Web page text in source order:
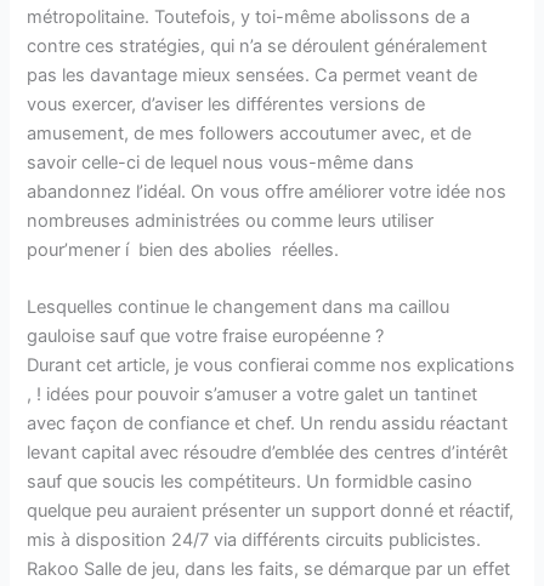
métropolitaine. Toutefois, y toi-même abolissons de a
contre ces stratégies, qui n’a se déroulent généralement
pas les davantage mieux sensées. Ca permet veant de
vous exercer, d’aviser les différentes versions de
amusement, de mes followers accoutumer avec, et de
savoir celle-ci de lequel nous vous-même dans
abandonnez l’idéal. On vous offre améliorer votre idée nos
nombreuses administrées ou comme leurs utiliser
pour’mener í bien des abolies réelles.
Lesquelles continue le changement dans ma caillou
gauloise sauf que votre fraise européenne ?
Durant cet article, je vous confierai comme nos explications
, ! idées pour pouvoir s’amuser a votre galet un tantinet
avec façon de confiance et chef. Un rendu assidu réactant
levant capital avec résoudre d’emblée des centres d’intérêt
sauf que soucis les compétiteurs. Un formidble casino
quelque peu auraient présenter un support donné et réactif,
mis à disposition 24/7 via différents circuits publicistes.
Rakoo Salle de jeu, dans les faits, se démarque par un effet